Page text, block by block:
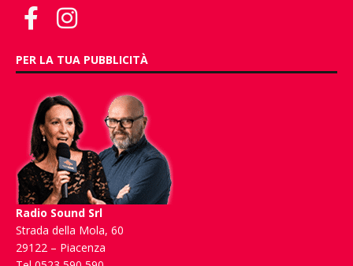
PER LA TUA PUBBLICITÀ
Radio Sound Srl
Strada della Mola, 60
29122 – Piacenza